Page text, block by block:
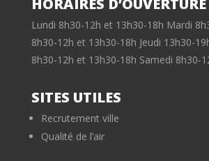
HORAIRES D’OUVERTURE
Lundi 8h30-12h et 13h30-18h Mardi
8h30-12h et 13h30-18h Jeudi 13h30-
8h30-12h et 13h30-18h Samedi 8h30-
SITES UTILES
Recrutement ville
Qualité de l’air